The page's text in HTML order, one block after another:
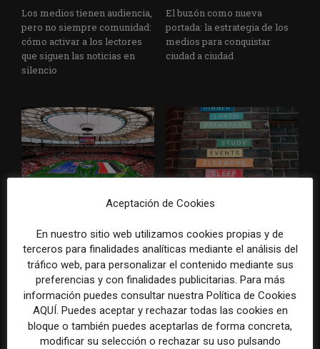
Los medios tienen audiencia,
pero no siempre comunidad:
cómo activar a los lectores
que siguen las noticias en
silencio
El buzón como nueva
portada: la estrategia de los
medios para conquistar
ciudad a ciudad
Cómo adelantarse a los
en las noticias de última hora:
el ejemplo de USA Today
durante el Mundial de...
Cuando el lector ya no llega
llegar a sus rutinas
Aceptación de Cookies
En nuestro sitio web utilizamos cookies propias y de
terceros para finalidades analíticas mediante el análisis del
tráfico web, para personalizar el contenido mediante sus
preferencias y con finalidades publicitarias. Para más
información puedes consultar nuestra Política de Cookies
AQUÍ. Puedes aceptar y rechazar todas las cookies en
bloque o también puedes aceptarlas de forma concreta,
modificar su selección o rechazar su uso pulsando